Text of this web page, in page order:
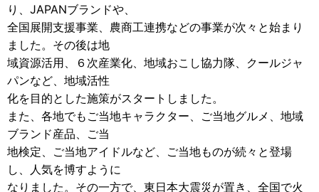
り、JAPANブランドや、
全国展開支援事業、農商工連携などの事業が次々と始まり
ました。その後は地
域資源活用、６次産業化、地域おこし協力隊、クールジャ
パンなど、地域活性
化を目的とした施策がスタートしました。
また、各地でもご当地キャラクター、ご当地グルメ、地域
ブランド産品、ご当
地検定、ご当地アイドルなど、ご当地ものが続々と登場
し、人気を博すように
なりました。その一方で、東日本大震災が置き、全国で火